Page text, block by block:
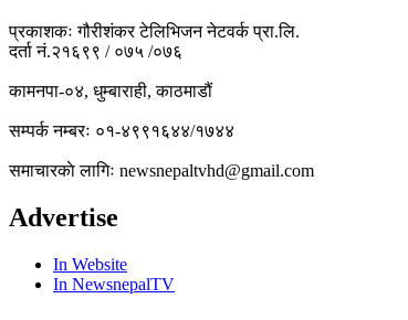
प्रकाशकः गौरीशंकर टेलिभिजन नेटवर्क प्रा.लि.
दर्ता नं.२१६९९ / ०७५ /०७६
कामनपा-०४, धुम्बाराही, काठमाडौं
सम्पर्क नम्बरः ०१-४९९१६४४/१७४४
समाचारकाे लागिः newsnepaltvhd@gmail.com
Advertise
In Website
In NewsnepalTV